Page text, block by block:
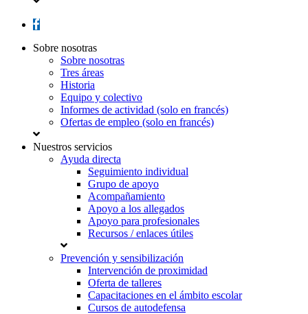
Sobre nosotras
Sobre nosotras
Tres áreas
Historia
Equipo y colectivo
Informes de actividad (solo en francés)
Ofertas de empleo (solo en francés)
Nuestros servicios
Ayuda directa
Seguimiento individual
Grupo de apoyo
Acompañamiento
Apoyo a los allegados
Apoyo para profesionales
Recursos / enlaces útiles
Prevención y sensibilización
Intervención de proximidad
Oferta de talleres
Capacitaciones en el ámbito escolar
Cursos de autodefensa